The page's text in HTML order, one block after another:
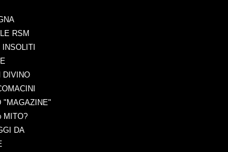
RSM
DIVINO
"MAGAZINE"
MITO?
DA